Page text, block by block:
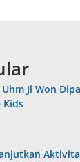
Ji Won
Kids